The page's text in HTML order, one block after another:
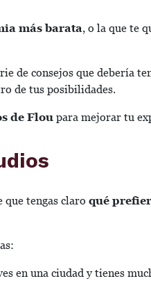
más barata, o la que te
de consejos que debería
de tus posibilidades.
de Flou para mejorar tu
tengas claro qué
en una ciudad y tienes